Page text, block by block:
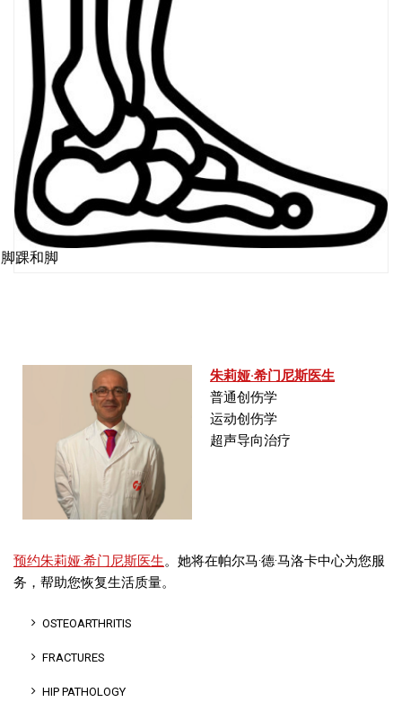
OSTEOARTHRITIS
FRACTURES
HIP PATHOLOGY
脚踝和脚
朱莉娅·希门尼斯医生
普通创伤学
运动创伤学
超声导向治疗
预约朱莉娅·希门尼斯医生。她将在帕尔马·德·马洛卡中心为您服
务，帮助您恢复生活质量。